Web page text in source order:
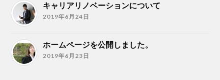
キャリアリノベーションについて
2019年6月24日
ホームページを公開しました。
2019年6月23日